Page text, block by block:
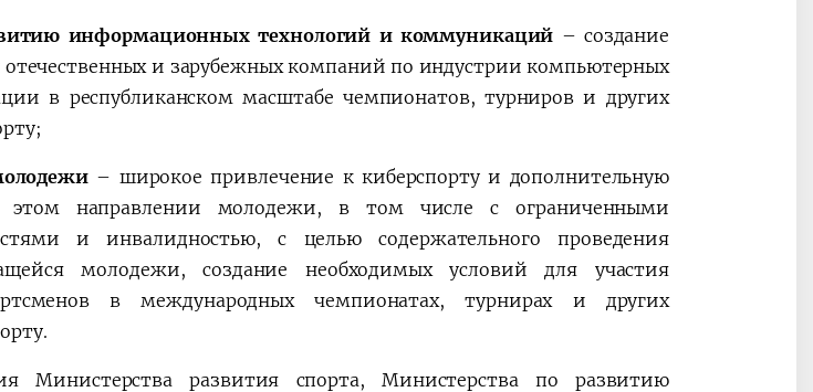
информационных технологий и коммуникаций – создание
и зарубежных компаний по индустрии компьютерных
в республиканском масштабе чемпионатов, турниров и других
– широкое привлечение к киберспорту и дополнительную
направлении молодежи, в том числе с ограниченными
и инвалидностью, с целью содержательного проведения
молодежи, создание необходимых условий для участия
в международных чемпионатах, турнирах и других
Министерства развития спорта, Министерства по развитию